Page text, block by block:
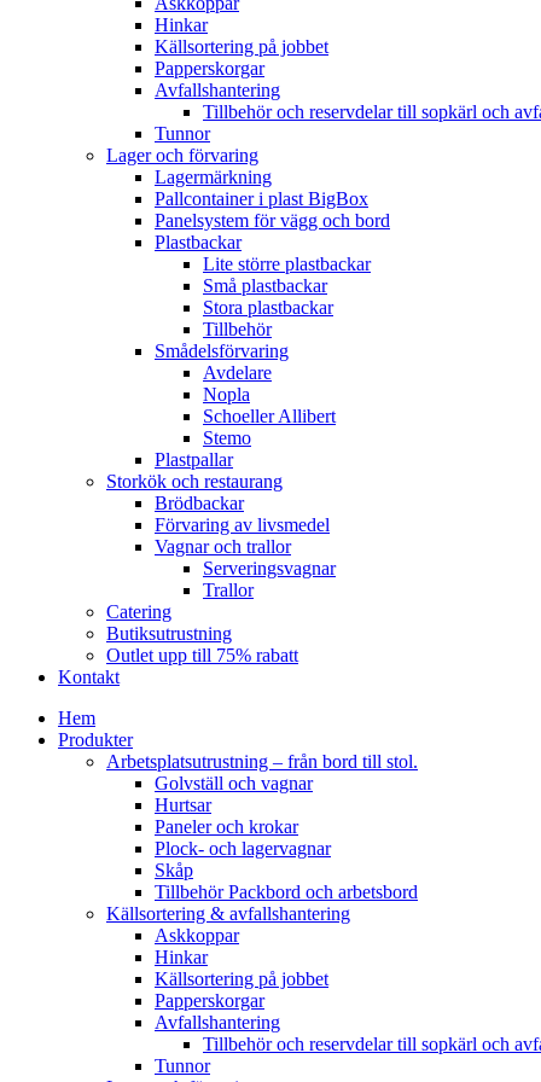
Hinkar
Källsortering på jobbet
Papperskorgar
Avfallshantering
Tillbehör och reservdelar till sopkärl och
Tunnor
Lager och förvaring
Lagermärkning
Pallcontainer i plast BigBox
Panelsystem för vägg och bord
Plastbackar
Lite större plastbackar
Små plastbackar
Stora plastbackar
Tillbehör
Smådelsförvaring
Avdelare
Nopla
Schoeller Allibert
Stemo
Plastpallar
Storkök och restaurang
Brödbackar
Förvaring av livsmedel
Vagnar och trallor
Serveringsvagnar
Trallor
Catering
Butiksutrustning
Outlet upp till 75% rabatt
Kontakt
Hem
Produkter
Arbetsplatsutrustning – från bord till stol.
Golvställ och vagnar
Hurtsar
Paneler och krokar
Plock- och lagervagnar
Skåp
Tillbehör Packbord och arbetsbord
Källsortering & avfallshantering
Askkoppar
Hinkar
Källsortering på jobbet
Papperskorgar
Avfallshantering
Tillbehör och reservdelar till sopkärl och
Tunnor